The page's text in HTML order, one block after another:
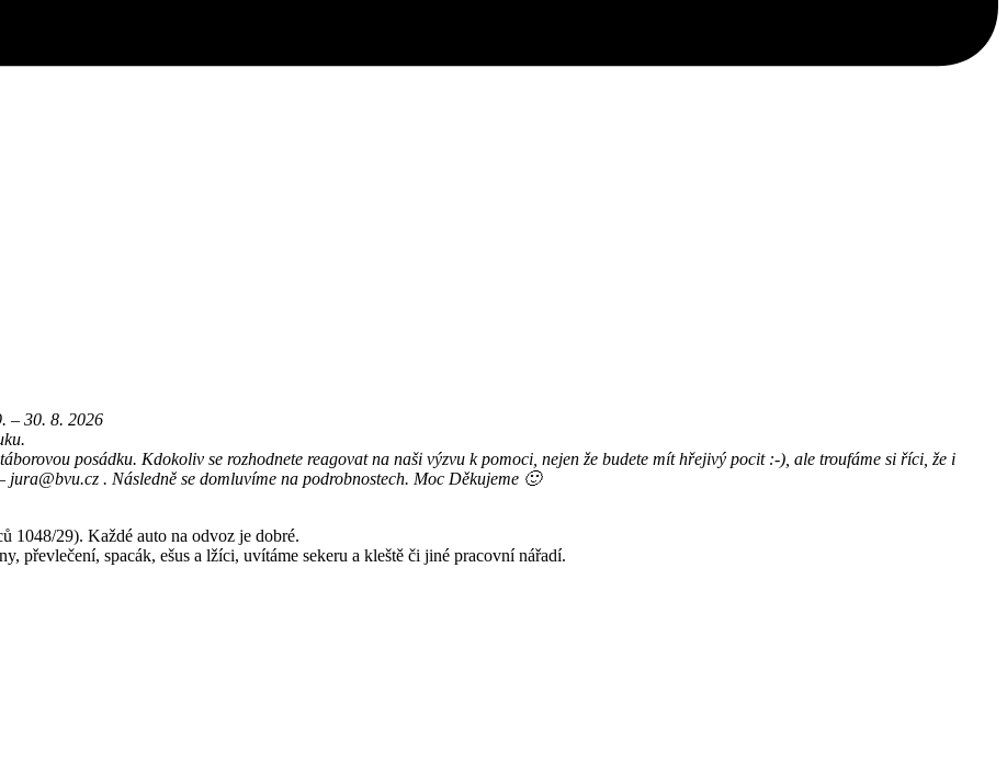
– 30. 8. 2026
posádku. Kdokoliv se rozhodnete reagovat na naši výzvu k pomoci, nejen že budete mít hřejivý pocit :-), ale troufáme si říci, že i
. Následně se domluvíme na podrobnostech. Moc Děkujeme 🙂
29). Každé auto na odvoz je dobré.
převlečení, spacák, ešus a lžíci, uvítáme sekeru a kleště či jiné pracovní nářadí.